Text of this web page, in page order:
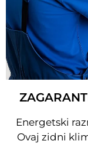
Energetski
Ovaj zidni